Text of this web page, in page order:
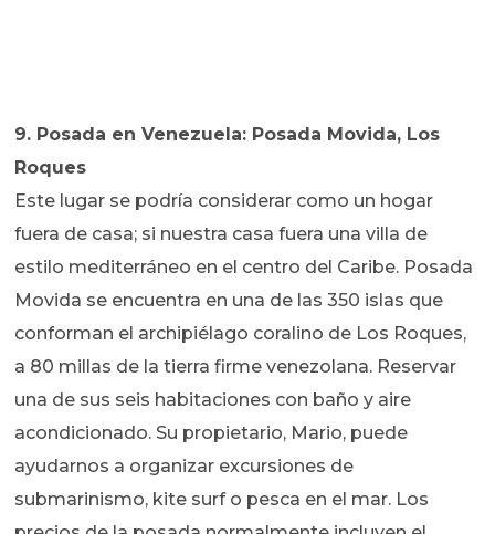
9. Posada en Venezuela: Posada Movida, Los
Roques
Este lugar se podría considerar como un hogar
fuera de casa; si nuestra casa fuera una villa de
estilo mediterráneo en el centro del Caribe. Posada
Movida se encuentra en una de las 350 islas que
conforman el archipiélago coralino de Los Roques,
a 80 millas de la tierra firme venezolana. Reservar
una de sus seis habitaciones con baño y aire
acondicionado. Su propietario, Mario, puede
ayudarnos a organizar excursiones de
submarinismo, kite surf o pesca en el mar. Los